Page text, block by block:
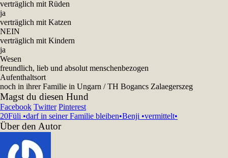
verträglich mit Rüden
ja
verträglich mit Katzen
NEIN
verträglich mit Kindern
ja
Wesen
freundlich, lieb und absolut menschenbezogen
Aufenthaltsort
noch in ihrer Familie in Ungarn / TH Bogancs Zalaegerszeg
Magst du diesen Hund
Facebook Twitter Pinterest
20Füli •darf in seiner Familie bleiben•Benji •vermittelt•
Über den Autor